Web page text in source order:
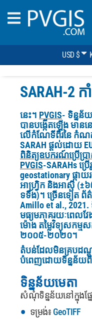
USD $
SARAH-2 ក
នេះ។ PVGIS- ទិន្នន័យ
បានបង្កើតឡើង មាន
លើកំណែទីពីរនៃ កំណត់
SARAH ផ្តល់ដោយ
ពិនិត្យឧបករណ៍ប្រើប្
PVGIS-SARAHs ប្រ
geostationary ផ្កា
អាហ្វ្រិក និងអាស៊ី (±
ទទឹង)។ ច្រើនទៀត ព័ត៌
Amillo et al.,
មធ្យមភាគរយៈពេល
ម៉ោង តម្លៃវិទ្យុសកម្
២០០៥-២០២០។
តំបន់ដែលមិនគ្របដណ្
បំពេញដោយទិន្នន័យពី
ទិន្នន័យមេតា
សំណុំទិន្នន័យនៅក្នុងផ្ន
ទម្រង់៖GeoTIFF